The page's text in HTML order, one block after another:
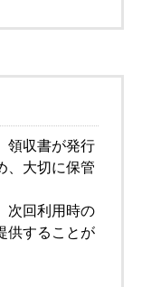
領収書が発行
、大切に保管
次回利用時の
供することが